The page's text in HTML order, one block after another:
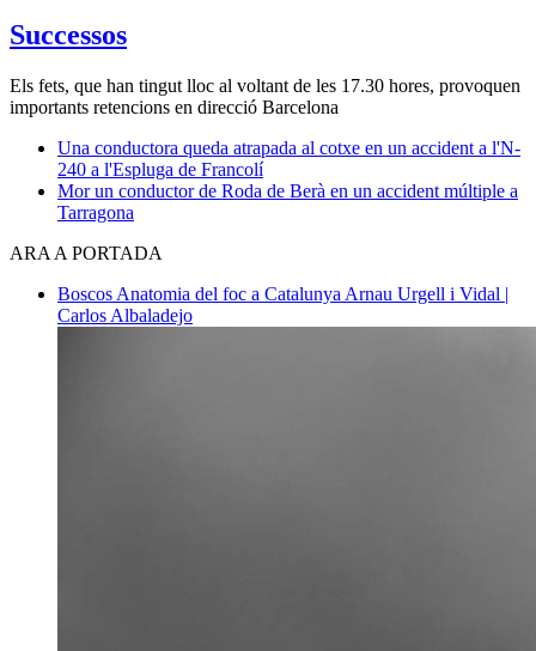
Successos
Els fets, que han tingut lloc al voltant de les 17.30 hores, provoquen
importants retencions en direcció Barcelona
Una conductora queda atrapada al cotxe en un accident a l'N-
240 a l'Espluga de Francolí
Mor un conductor de Roda de Berà en un accident múltiple a
Tarragona
ARA A PORTADA
Boscos Anatomia del foc a Catalunya Arnau Urgell i Vidal |
Carlos Albaladejo